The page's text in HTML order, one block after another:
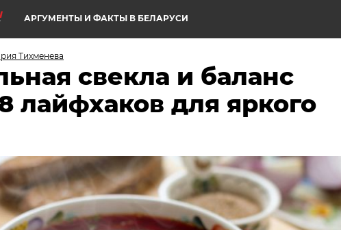
АРГУМЕНТЫ И ФАКТЫ В БЕЛАРУСИ
Тихменева
свекла и баланс
лайфхаков для яркого